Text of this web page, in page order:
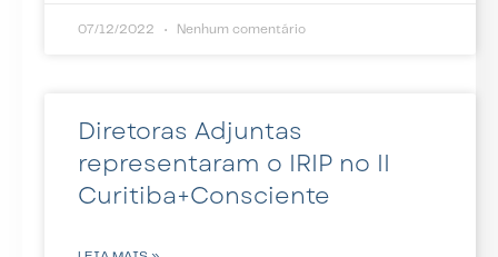
07/12/2022 Nenhum comentário
Diretoras Adjuntas
representaram o IRIP no II
Curitiba+Consciente